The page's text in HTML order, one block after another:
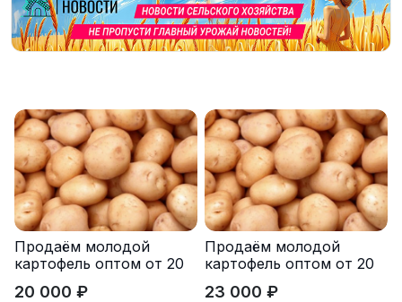
Продаём молодой
картофель оптом от 20
20 000 ₽
Продаём молодой
картофель оптом от 20
23 000 ₽